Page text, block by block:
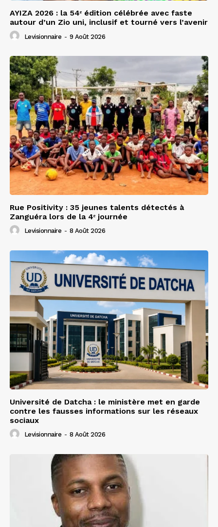
AYIZA 2026 : la 54ᵉ édition célébrée avec faste
autour d’un Zio uni, inclusif et tourné vers l’avenir
Levisionnaire - 9 Août 2026
Rue Positivity : 35 jeunes talents détectés à
Zanguéra lors de la 4ᵉ journée
Levisionnaire - 8 Août 2026
Université de Datcha : le ministère met en garde
contre les fausses informations sur les réseaux
sociaux
Levisionnaire - 8 Août 2026